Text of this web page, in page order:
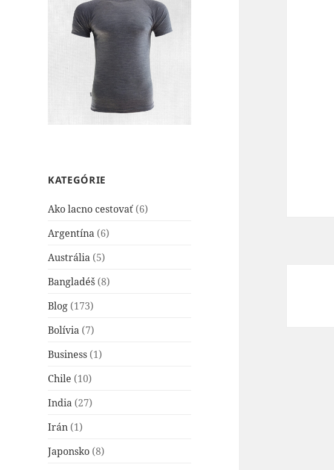
KATEGÓRIE
Ako lacno cestovať (6)
Argentína (6)
Austrália (5)
Bangladéš (8)
Blog (173)
Bolívia (7)
Business (1)
Chile (10)
India (27)
Irán (1)
Japonsko (8)